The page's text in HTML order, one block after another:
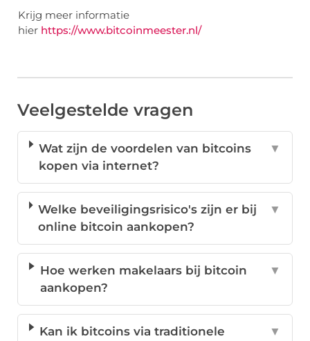
Krijg meer informatie
hier https://www.bitcoinmeester.nl/
Veelgestelde vragen
Wat zijn de voordelen van bitcoins
kopen via internet?
▼
Welke beveiligingsrisico's zijn er bij
online bitcoin aankopen?
▼
Hoe werken makelaars bij bitcoin
aankopen?
▼
Kan ik bitcoins via traditionele
▼